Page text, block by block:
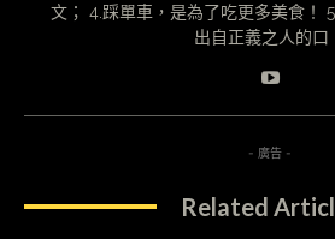
文； 4.踩單車，是為了吃更多美食！
出自正義之人的口
- 廣告 -
Related